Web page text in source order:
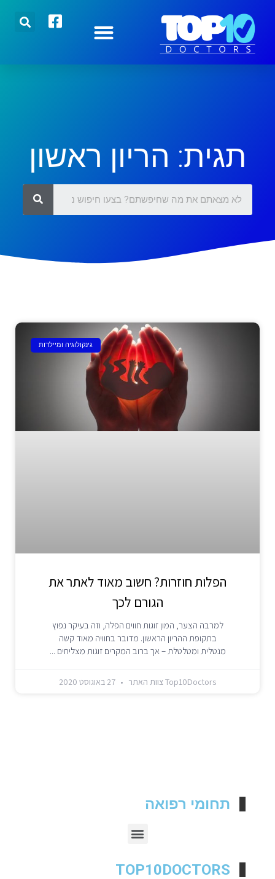
תגית: הריון ראשון
גינקולוגיה ומיילדות
הפלות חוזרות? חשוב מאוד לאתר את
הגורם לכך
למרבה הצער, המון זוגות חווים הפלה, וזה בעיקר נפוץ
בתקופת ההריון הראשון. מדובר בחוויה מאוד קשה
מנטלית ומטלטלת – אך ברוב המקרים זוגות מצליחים
Top10Doctors צוות האתר
תחומי רפואה
TOP10DOCTORS